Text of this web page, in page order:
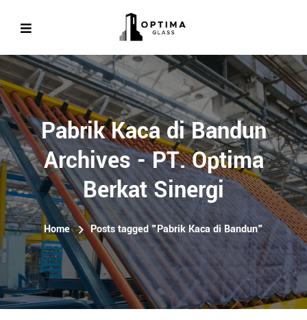
Pabrik Kaca di Bandun
Archives - PT. Optima
Berkat Sinergi
Home Posts tagged "Pabrik Kaca di Bandun"